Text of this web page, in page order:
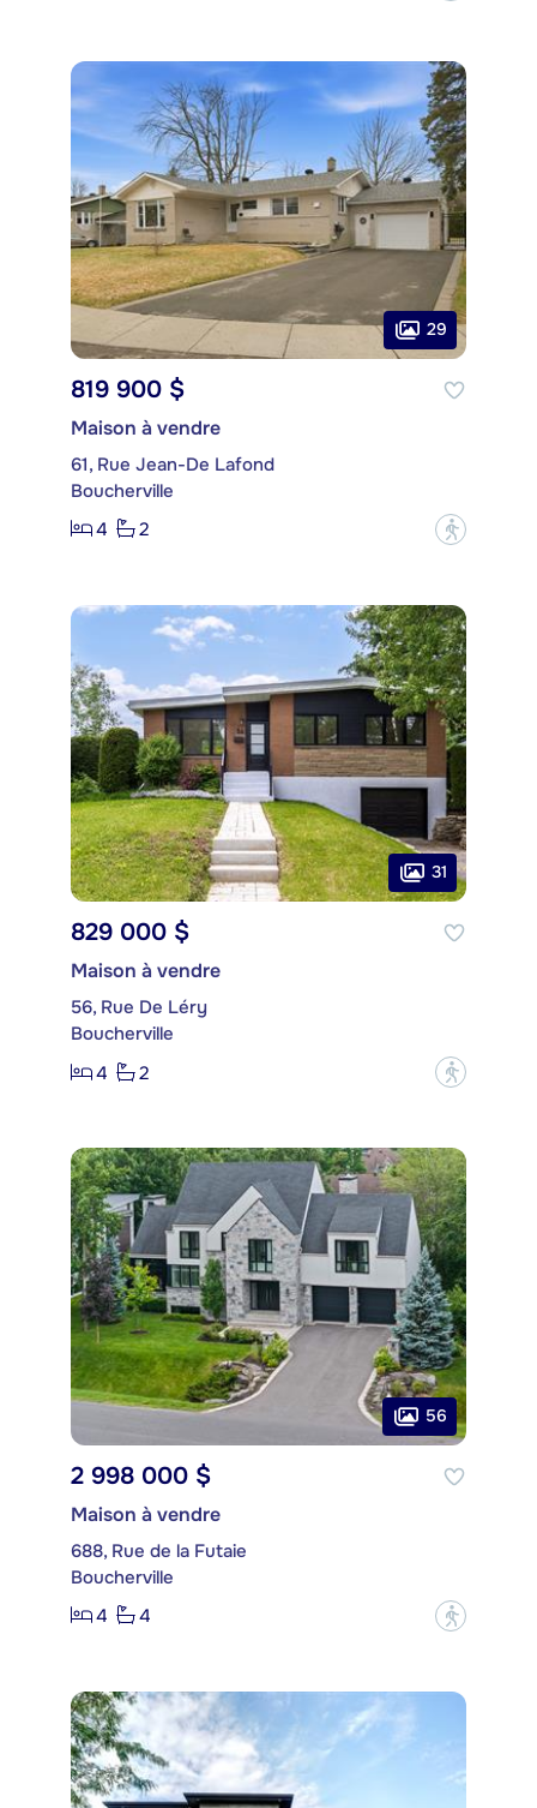
29
819 900 $
Maison à vendre
61, Rue Jean-De Lafond
Boucherville
4
2 ?
31
829 000 $
Maison à vendre
56, Rue De Léry
Boucherville
4
2 ?
56
2 998 000 $
Maison à vendre
688, Rue de la Futaie
Boucherville
4
4 ?